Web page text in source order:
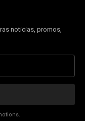
noticias, promos,